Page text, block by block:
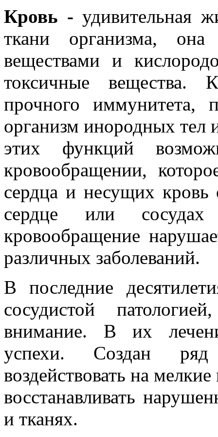
Кровь -удивительная
ткани организма,
веществами и
токсичные вещества.
прочного иммунитета,
организм инородных
этих функций
кровообращении,
сердца и несущих кровь
сердце или сосудах
кровообращение
различных заболеваний.
В последние
сосудистой
внимание. В их
успехи. Создан ряд
воздействовать на
восстанавливать
и тканях.